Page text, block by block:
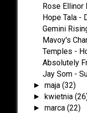
Rose Ellinor
Hope Tala -
Gemini
Mavoy's
Temples -
Absolutely
Jay Som -
► maja (32)
► kwietnia
► marca (22)